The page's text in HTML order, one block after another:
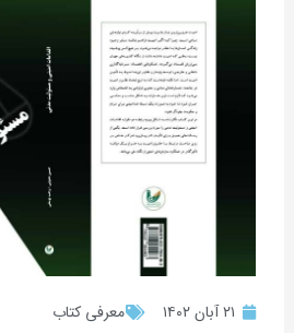
۲۱ آبان ۱۴۰۲ معرفی کتاب